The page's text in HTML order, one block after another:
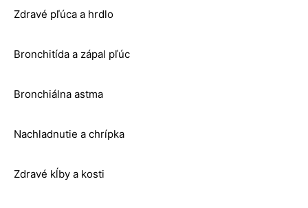
Zdravé pľúca a hrdlo
Bronchitída a zápal pľúc
Bronchiálna astma
Nachladnutie a chrípka
Zdravé kĺby a kosti